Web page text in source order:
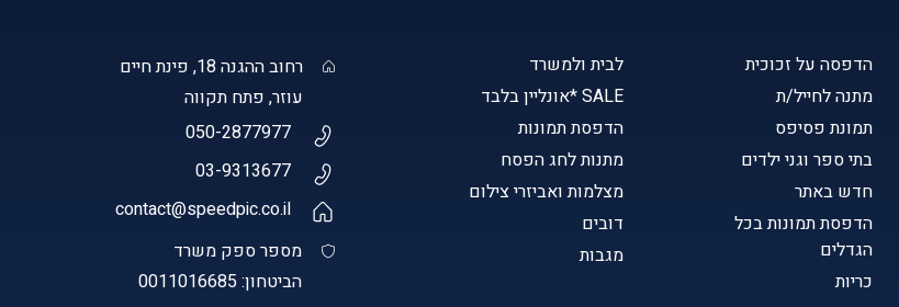
הדפסה על זכוכית
מתנה לחייל/ת
תמונת פסיפס
בתי ספר וגני ילדים
חדש באתר
הדפסת תמונות בכל
הגדלים
כריות
לבית ולמשרד
SALE *אונליין בלבד
הדפסת תמונות
מתנות לחג הפסח
מצלמות ואביזרי צילום
דובים
מגבות
רחוב ההגנה 18, פינת חיים
עוזר, פתח תקווה
050-2877977
03-9313677
contact@speedpic.co.il
מספר ספק משרד
הביטחון: 0011016685